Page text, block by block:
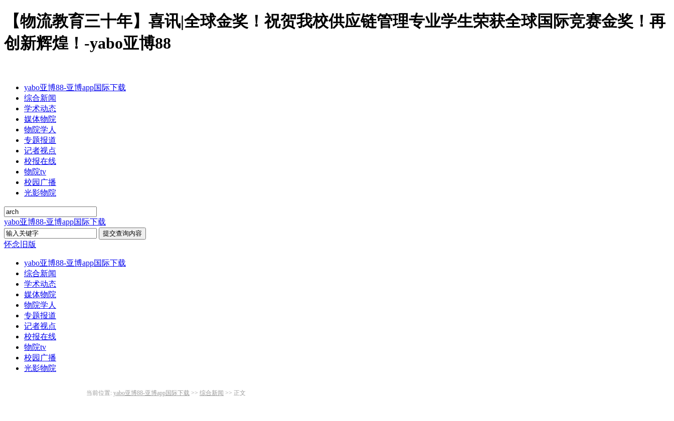
【物流教育三十年】喜讯|全球金奖！祝贺我校供应链管理专业学生荣获全球国际竞赛金奖！再
创新辉煌！-yabo亚博88
yabo亚博88-亚博app国际下载
综合新闻
学术动态
媒体物院
物院学人
专题报道
记者视点
校报在线
物院tv
校园广播
光影物院
yabo亚博88-亚博app国际下载
怀念旧版
yabo亚博88-亚博app国际下载
综合新闻
学术动态
媒体物院
物院学人
专题报道
记者视点
校报在线
物院tv
校园广播
光影物院
当前位置: yabo亚博88-亚博app国际下载 >> 综合新闻 >> 正文